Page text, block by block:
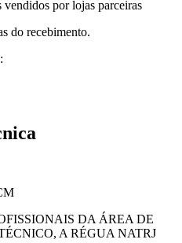
por lojas parceiras
do recebimento.
DA ÁREA DE
A RÉGUA NATRJ